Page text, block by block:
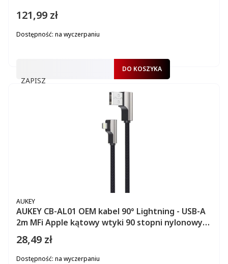
Cena
121,99 zł
Dostępność: na wyczerpaniu
ZAPISZ
DO KOSZYKA
AUKEY CB-AL01 OEM kabel 90° Lightning - USB-A
2m MFi Apple kątowy wtyki 90 stopni nylonowy
oplot czarny
PRODUCENT
AUKEY
Cena
28,49 zł
Dostępność: na wyczerpaniu